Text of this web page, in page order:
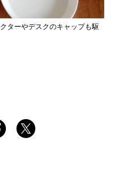
ターやデスクのキャップも駆